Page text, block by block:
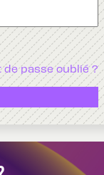
de passe oublié ?